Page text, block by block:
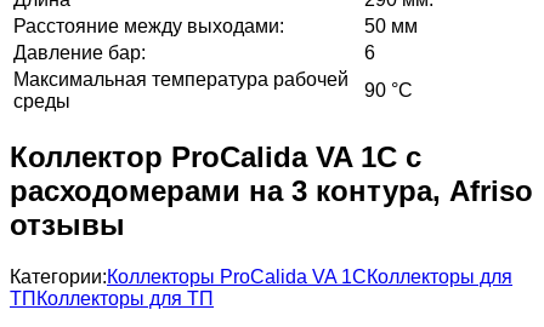
Расстояние между выходами:
50 мм
Давление бар:
6
Максимальная температура рабочей
среды
90 °C
Коллектор ProCalida VA 1C с
расходомерами на 3 контура, Afriso
отзывы
Категории:Коллекторы ProCalida VA 1CКоллекторы для
ТП Коллекторы для ТП